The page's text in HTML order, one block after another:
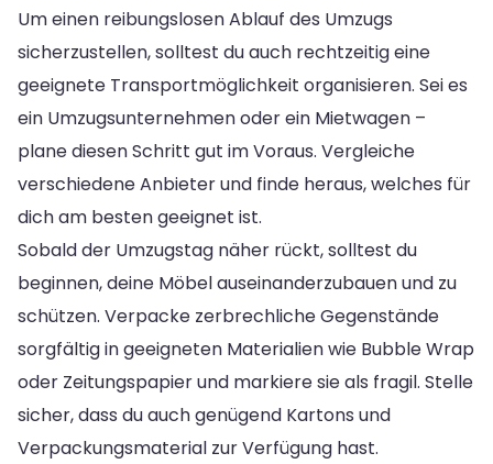
Um einen reibungslosen Ablauf des Umzugs
sicherzustellen, solltest du auch rechtzeitig eine
geeignete Transportmöglichkeit organisieren. Sei es
ein Umzugsunternehmen oder ein Mietwagen –
plane diesen Schritt gut im Voraus. Vergleiche
verschiedene Anbieter und finde heraus, welches für
dich am besten geeignet ist.
Sobald der Umzugstag näher rückt, solltest du
beginnen, deine Möbel auseinanderzubauen und zu
schützen. Verpacke zerbrechliche Gegenstände
sorgfältig in geeigneten Materialien wie Bubble Wrap
oder Zeitungspapier und markiere sie als fragil. Stelle
sicher, dass du auch genügend Kartons und
Verpackungsmaterial zur Verfügung hast.